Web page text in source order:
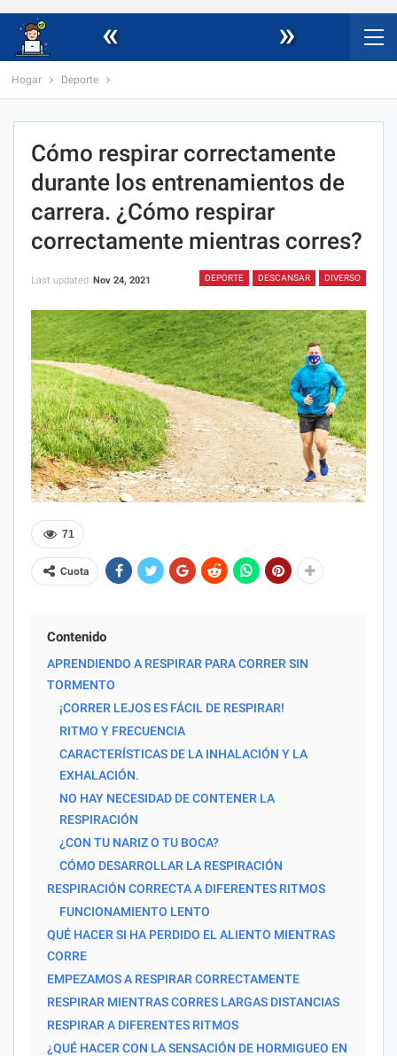
« »
Hogar Deporte
Cómo respirar correctamente
durante los entrenamientos de
carrera. ¿Cómo respirar
correctamente mientras corres?
DEPORTE DESCANSAR DIVERSO
Last updated Nov 24, 2021
71
Cuota
Contenido
APRENDIENDO A RESPIRAR PARA CORRER SIN
TORMENTO
¡CORRER LEJOS ES FÁCIL DE RESPIRAR!
RITMO Y FRECUENCIA
CARACTERÍSTICAS DE LA INHALACIÓN Y LA
EXHALACIÓN.
NO HAY NECESIDAD DE CONTENER LA
RESPIRACIÓN
¿CON TU NARIZ O TU BOCA?
CÓMO DESARROLLAR LA RESPIRACIÓN
RESPIRACIÓN CORRECTA A DIFERENTES RITMOS
FUNCIONAMIENTO LENTO
QUÉ HACER SI HA PERDIDO EL ALIENTO MIENTRAS
CORRE
EMPEZAMOS A RESPIRAR CORRECTAMENTE
RESPIRAR MIENTRAS CORRES LARGAS DISTANCIAS
RESPIRAR A DIFERENTES RITMOS
¿QUÉ HACER CON LA SENSACIÓN DE HORMIGUEO EN